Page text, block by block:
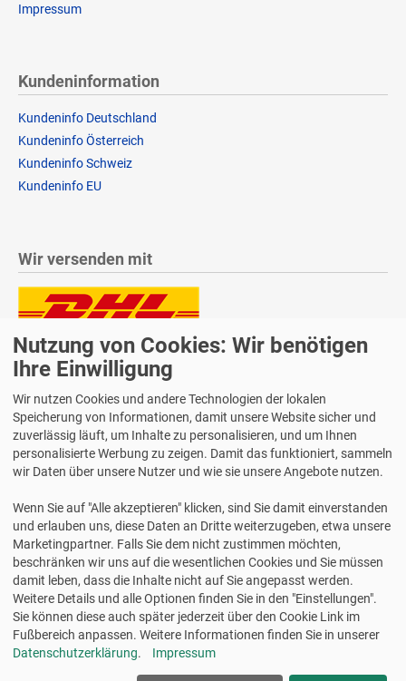
Impressum
Kundeninformation
Kundeninfo Deutschland
Kundeninfo Österreich
Kundeninfo Schweiz
Kundeninfo EU
Wir versenden mit
Lieferung auch an Packstationen und Postfilialen
Samstagszustellung
Bequeme Zahlung über Paypal
2 Jahre Gewährleistung
Alle Texte, Grafiken, Bilder und das Layout sind urheberrechtlich
geschützt und dürfen nicht ohne ausdrückliche, schriftliche
Erlaubnis weiterverwendet werden.
© 2026 bits&paper GmbH - Avery Zweckform Fachshop - Meto
30007373 Preisauszeichner-Etiketten, 3-zeilig, 29 x 28 mm
Nutzung von Cookies: Wir benötigen
Ihre Einwilligung
Wir nutzen Cookies und andere Technologien der lokalen
Speicherung von Informationen, damit unsere Website sicher und
zuverlässig läuft, um Inhalte zu personalisieren, und um Ihnen
personalisierte Werbung zu zeigen. Damit das funktioniert, sammeln
wir Daten über unsere Nutzer und wie sie unsere Angebote nutzen.
Wenn Sie auf "Alle akzeptieren" klicken, sind Sie damit einverstanden
und erlauben uns, diese Daten an Dritte weiterzugeben, etwa unsere
Marketingpartner. Falls Sie dem nicht zustimmen möchten,
beschränken wir uns auf die wesentlichen Cookies und Sie müssen
damit leben, dass die Inhalte nicht auf Sie angepasst werden.
Weitere Details und alle Optionen finden Sie in den "Einstellungen".
Sie können diese auch später jederzeit über den Cookie Link im
Fußbereich anpassen. Weitere Informationen finden Sie in unserer
Datenschutzerklärung. Impressum